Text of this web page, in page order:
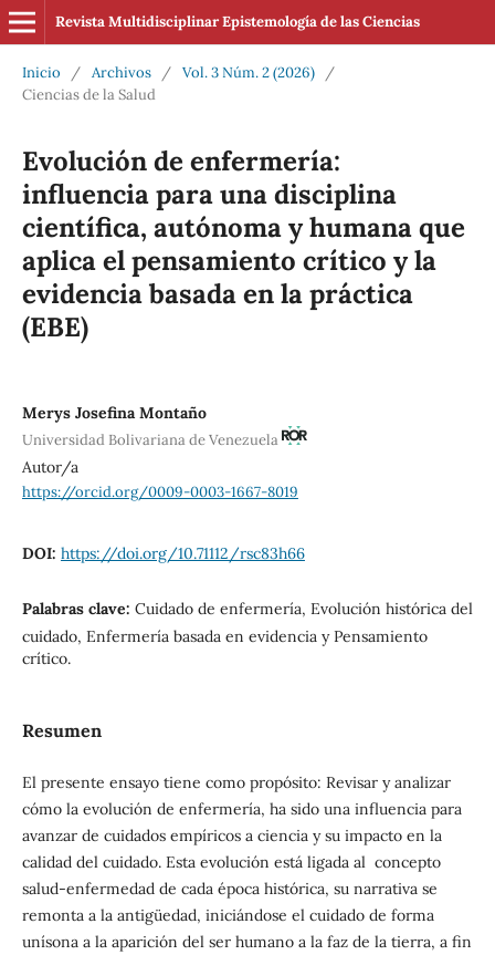
Revista Multidisciplinar Epistemología de las Ciencias
Inicio / Archivos / Vol. 3 Núm. 2 (2026)
/
Ciencias de la Salud
Evolución de enfermería:
influencia para una disciplina
científica, autónoma y humana que
aplica el pensamiento crítico y la
evidencia basada en la práctica
(EBE)
Merys Josefina Montaño
Universidad Bolivariana de Venezuela
Autor/a
https://orcid.org/0009-0003-1667-8019
DOI: https://doi.org/10.71112/rsc83h66
Palabras clave: Cuidado de enfermería, Evolución histórica del
cuidado, Enfermería basada en evidencia y Pensamiento
crítico.
Resumen
El presente ensayo tiene como propósito: Revisar y analizar
cómo la evolución de enfermería, ha sido una influencia para
avanzar de cuidados empíricos a ciencia y su impacto en la
calidad del cuidado. Esta evolución está ligada al concepto
salud-enfermedad de cada época histórica, su narrativa se
remonta a la antigüedad, iniciándose el cuidado de forma
unísona a la aparición del ser humano a la faz de la tierra, a fin